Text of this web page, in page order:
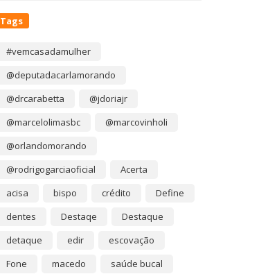
Tags
#vemcasadamulher
@deputadacarlamorando
@drcarabetta
@jdoriajr
@marcelolimasbc
@marcovinholi
@orlandomorando
@rodrigogarciaoficial
Acerta
acisa
bispo crédito
Define
dentes
Destaqe
Destaque
detaque
edir
escovação
Fone
macedo
saúde bucal